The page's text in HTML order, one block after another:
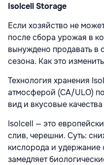
Isolcell Storage
Если хозяйство не
после сбора урожая в
вынуждено продавать
сезона. Как это
Технология хранения
атмосферой (CA/ULO)
вид и вкусовые
Isolcell — это
слив, черешни. Суть:
кислорода и удержание
замедляет